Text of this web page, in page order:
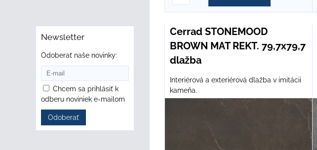
Cerrad STONEMOOD
BROWN MAT REKT. 79,7x79,7
dlažba
Interiérová a exteriérová dlažba v imitácii
kameňa.
Newsletter
Odoberať naše novinky:
Chcem sa prihlásiť k
odberu noviniek e-mailom
Odoberať